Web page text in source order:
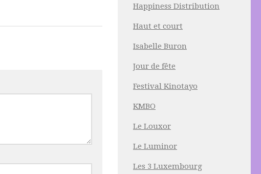
Happiness Distribution
Haut et court
Isabelle Buron
Jour de fête
Festival Kinotayo
KMBO
Le Louxor
Le Luminor
Les 3 Luxembourg